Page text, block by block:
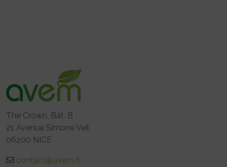
The Crown, Bât. B
21 Avenue Simone Veil
06200 NICE
contact@avem.fr